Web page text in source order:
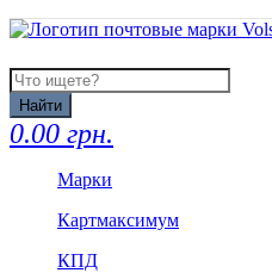
Найти
0.00 грн.
Марки
Картмаксимум
КПД